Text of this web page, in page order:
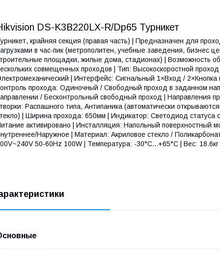
DS-K3B220LX-R/Dp65 Турникет
крайняя секция (правая часть) | Предназначен для
в час-пик (метрополитен, учебные заведения, бизнес
площадки, жилые дома, стадионах) | Возможность
совмещенных проходов | Тип: Высокоскоростной
| Интерфейс: Сигнальный 1×Вход /
прохода: Одиночный / Свободный проход в заданном
/ Бесконтрольный свободный проход | Направления
Распашного типа, Антипаника (автоматически
| Ширина прохода: 650мм | Индикатор: Светодиод статуса
активировано | Инсталляция: Напольный поверхностный
Наружное | Материал: Акриловое стекло /
50-60Hz 100W | Температура: -30°C...+65°C | Вес: